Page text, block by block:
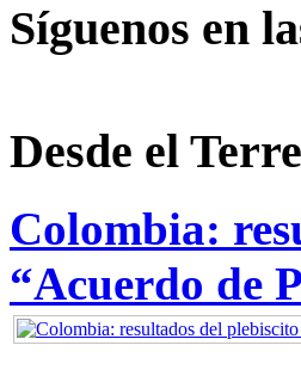
Síguenos en
Desde el
Colombia:
“Acuerdo de